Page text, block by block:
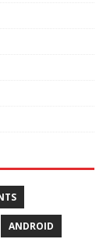
ANDROID